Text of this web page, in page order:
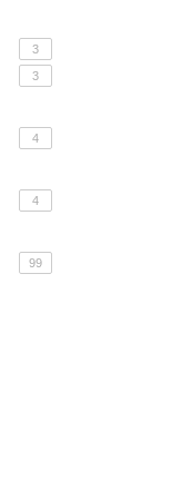
3
3
4
4
99